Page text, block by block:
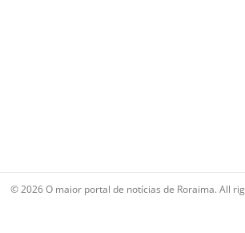
© 2026 O maior portal de notícias de Roraima. All